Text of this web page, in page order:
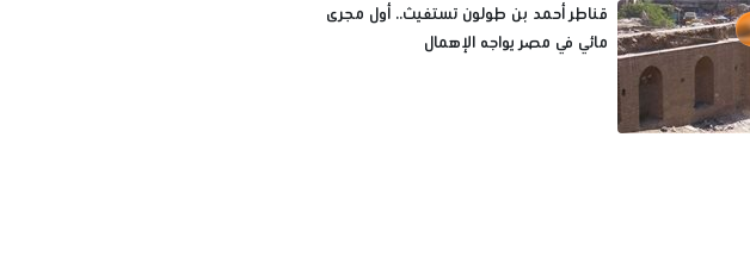
قناطر أحمد بن طولون تستغيث.. أول مجرى
مائي في مصر يواجه الإهمال